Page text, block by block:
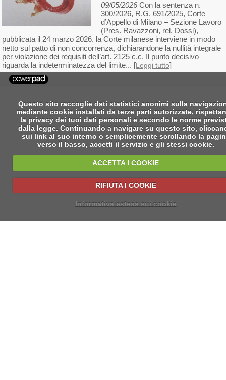
09/05/2026Con la sentenza n.
300/2026, R.G. 691/2025, Corte
d’Appello di Milano – Sezione Lavoro
(Pres. Ravazzoni, rel. Dossi),
pubblicata il 24 marzo 2026, la Corte milanese interviene in modo
netto sul patto di non concorrenza, dichiarandone la nullità integrale
per violazione dei requisiti dell’art. 2125 c.c. Il punto decisivo
riguarda la indeterminatezza del limite... [Leggi tutto]
Questo sito raccoglie dati statistici anonimi sulla
mediante cookie installati da terze parti autorizzate,
la privacy dei tuoi dati personali e secondo le norme
dalla legge. Continuando a navigare su questo sito,
sui link al suo interno o semplicemente scrollando la
verso il basso, accetti il servizio e gli stessi cookie.
ACCETTA I COOKIE
RIFIUTA I COOKIE
Informativa estesa sui cookie